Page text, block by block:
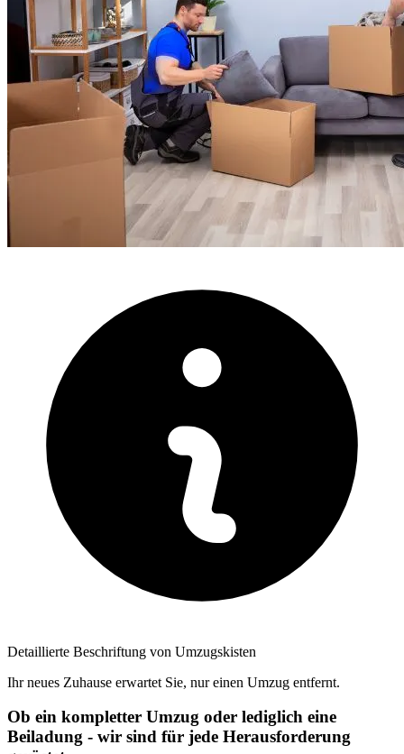
Detaillierte Beschriftung von Umzugskisten
Ihr neues Zuhause erwartet Sie, nur einen Umzug entfernt.
Ob ein kompletter Umzug oder lediglich eine
Beiladung - wir sind für jede Herausforderung